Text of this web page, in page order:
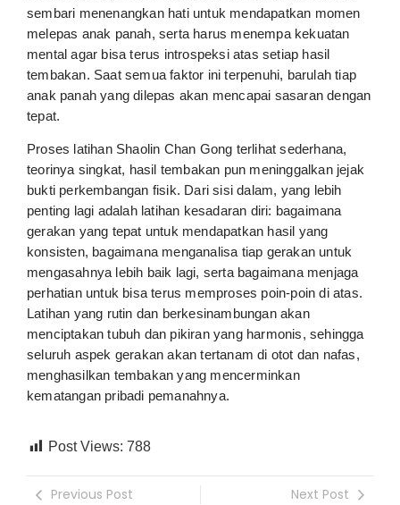
sembari menenangkan hati untuk mendapatkan momen
melepas anak panah, serta harus menempa kekuatan
mental agar bisa terus introspeksi atas setiap hasil
tembakan. Saat semua faktor ini terpenuhi, barulah tiap
anak panah yang dilepas akan mencapai sasaran dengan
tepat.
Proses latihan Shaolin Chan Gong terlihat sederhana,
teorinya singkat, hasil tembakan pun meninggalkan jejak
bukti perkembangan fisik. Dari sisi dalam, yang lebih
penting lagi adalah latihan kesadaran diri: bagaimana
gerakan yang tepat untuk mendapatkan hasil yang
konsisten, bagaimana menganalisa tiap gerakan untuk
mengasahnya lebih baik lagi, serta bagaimana menjaga
perhatian untuk bisa terus memproses poin-poin di atas.
Latihan yang rutin dan berkesinambungan akan
menciptakan tubuh dan pikiran yang harmonis, sehingga
seluruh aspek gerakan akan tertanam di otot dan nafas,
menghasilkan tembakan yang mencerminkan
kematangan pribadi pemanahnya.
Post Views: 788
Previous Post Next Post